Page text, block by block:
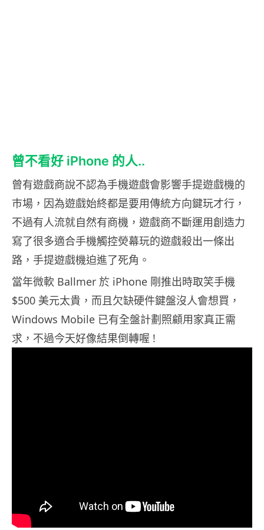
曾不看好 iPhone 的人..
曾有遊戲商說不認為手機遊戲會影響手提遊戲機的
巿場，因為遊戲始終都是要用傳統方向鍵玩才行，
不過有人流就自然有商機，遊戲商不斷運用創造力
寫了很多適合手機觸控熒幕玩的遊戲殺出一條出
路，手提遊戲機迫進了死角。
當年微軟 Ballmer 於 iPhone 剛推出時取笑手機
$500 美元太貴，而且欠缺硬件鍵盤沒人會想買，
Windows Mobile 已有全盤計劃照顧用家真正需
求，不過今天好像結果倒轉喔 !